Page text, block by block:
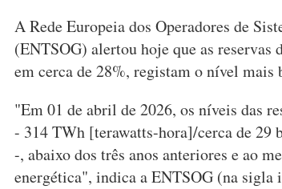
A Rede Europeia dos Operadores de
(ENTSOG) alertou hoje que as reservas
em cerca de 28%, registam o nível mais
"Em 01 de abril de 2026, os níveis das
- 314 TWh [terawatts-hora]/cerca de
-, abaixo dos três anos anteriores e ao
energética", indica a ENTSOG (na